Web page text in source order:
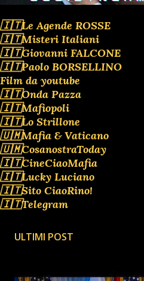
🇮🇹Le Agende ROSSE
🇮🇹Misteri Italiani
🇮🇹Giovanni FALCONE
🇮🇹Paolo BORSELLINO
Film da youtube
🇮🇹Onda Pazza
🇮🇹Mafiopoli
🇮🇹Lo Strillone
🇺🇲Mafia & Vaticano
🇺🇲CosanostraToday
🇮🇹CineCiaoMafia
🇮🇹Lucky Luciano
🇮🇹Sito CiaoRino!
🇮🇹Telegram
ULTIMI POST